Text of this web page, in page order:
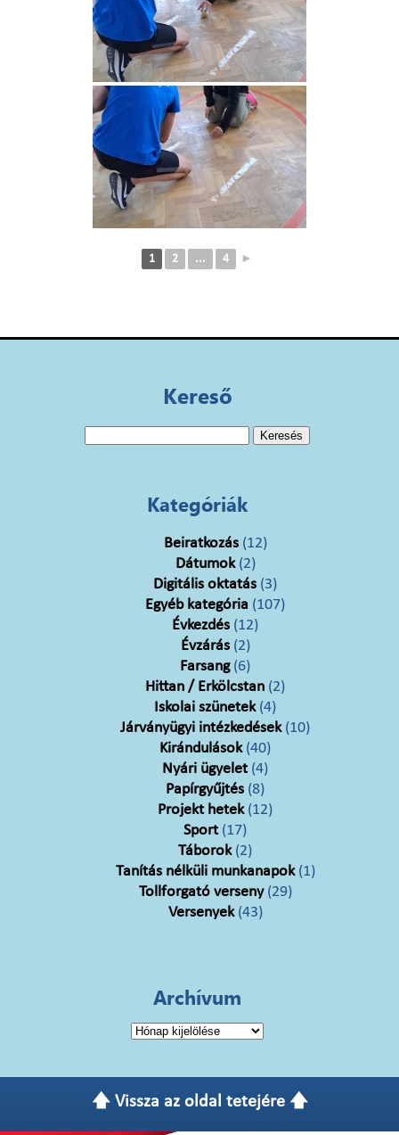
1 2 ... 4 ►
Kereső
Kategóriák
Beiratkozás(12)
Dátumok(2)
Digitális oktatás (3)
Egyéb kategória (107)
Évkezdés (12)
Évzárás(2)
Farsang(6)
Hittan / Erkölcstan (2)
Iskolai szünetek(4)
Járványügyi intézkedések(10)
Kirándulások(40)
Nyári ügyelet(4)
Papírgyűjtés (8)
Projekt hetek(12)
Sport(17)
Táborok(2)
Tanítás nélküli munkanapok(1)
Tollforgató verseny(29)
Versenyek(43)
Archívum
Archívum
🡅 Vissza az oldal tetejére 🡅